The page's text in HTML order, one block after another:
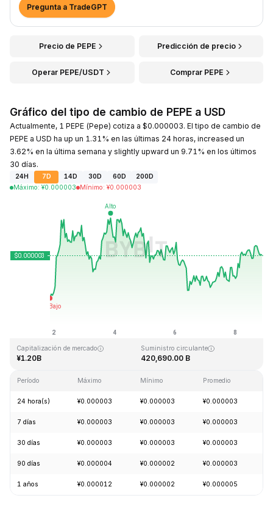
Pregunta a TradeGPT
Precio de PEPE Predicción de precio
Operar PEPE/USDT Comprar PEPE
Gráfico del tipo de cambio de PEPE a USD
Actualmente, 1 PEPE (Pepe) cotiza a $0.000003. El tipo de cambio de
PEPE a USD ha up un 1.31% en las últimas 24 horas, increased un
3.62% en la última semana y slightly upward un 9.71% en los últimos
30 días.
24H 7D 14D 30D 60D
200D
Máximo: ¥0.000003 Mínimo: ¥0.000003
Última actualización: 2026-08-08, 20:47 GMT+0
¥0.000028 ¥0.000000
Capitalización de mercado
¥1.20B
Suministro circulante
420,690.00 B
Período Máximo Mínimo Promedio
24 hora(s) ¥0.000003 ¥0.000003 ¥0.000003
7 días ¥0.000003 ¥0.000003 ¥0.000003
30 días ¥0.000003 ¥0.000003 ¥0.000003
90 días ¥0.000004 ¥0.000002 ¥0.000003
1 años ¥0.000012 ¥0.000002 ¥0.000005